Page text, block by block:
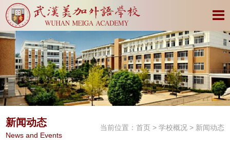
新闻动态
News and Events
当前位置： 首页> 学校概况> 新闻动态